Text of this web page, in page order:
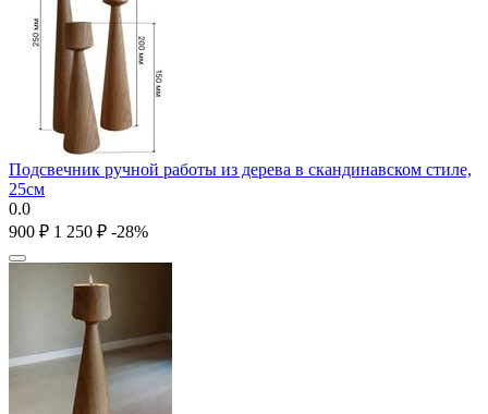
Подсвечник ручной работы из дерева в скандинавском стиле,
25см
0.0
‍900‍ ₽ 1 250 ₽ -28%